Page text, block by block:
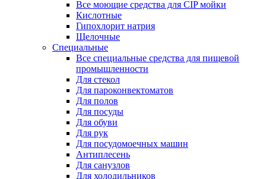
Все моющие средства для CIP мойки
Кислотные
Гипохлорит натрия
Щелочные
Специальные
Все специальные средства для пищевой
промышленности
Для стекол
Для пароконвектоматов
Для полов
Для посуды
Для обуви
Для рук
Для посудомоечных машин
Антиплесень
Для санузлов
Для холодильников